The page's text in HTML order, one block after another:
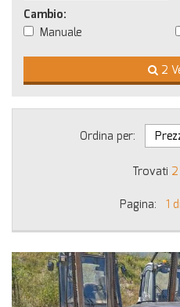
Cambio:
Manuale
2
Ordina per:
Trovati 2
Pagina: 1